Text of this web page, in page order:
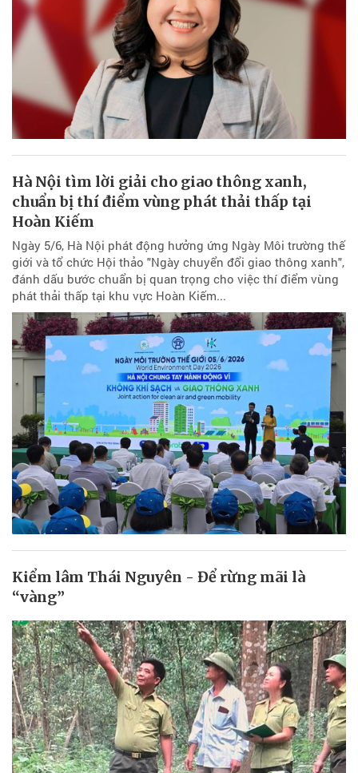
Hà Nội tìm lời giải cho giao thông xanh,
chuẩn bị thí điểm vùng phát thải thấp tại
Hoàn Kiếm
Ngày 5/6, Hà Nội phát động hưởng ứng Ngày Môi trường thế
giới và tổ chức Hội thảo "Ngày chuyển đổi giao thông xanh",
đánh dấu bước chuẩn bị quan trọng cho việc thí điểm vùng
phát thải thấp tại khu vực Hoàn Kiếm...
Kiểm lâm Thái Nguyên - Để rừng mãi là
“vàng”